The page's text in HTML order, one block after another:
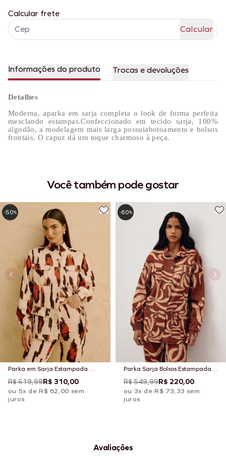
Calcular frete
Informações do produto Trocas e devoluções
Detalhes
Moderna, aparka em sarja completa o look de forma perfeita
mesclando estampas.Confeccionado em tecido sarja, 100%
algodão, a modelagem mais larga possuiabotoamento e bolsos
frontais. O capuz dá um toque charmoso à peça.
Você também pode gostar
Parka em Sarja Estampada
Chimu Off
R$ 619,99R$ 310,00
ou 5x de R$ 62,00 sem
juros
-50%
Parka Sarja Bolsos Estampada
Yucca
R$ 549,99R$ 220,00
ou 3x de R$ 73,33 sem
juros
-60%
Avaliações